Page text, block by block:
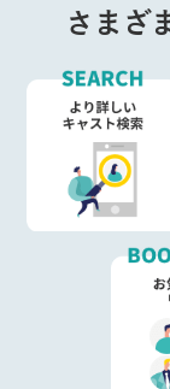
さまざ